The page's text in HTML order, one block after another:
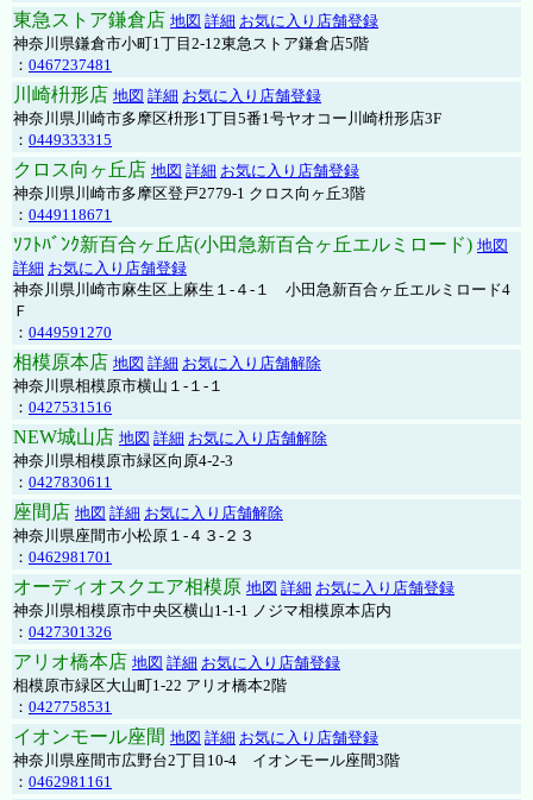
東急ストア鎌倉店 地図 詳細 お気に入り店舗登録
神奈川県鎌倉市小町1丁目2-12東急ストア鎌倉店5階
： 0467237481
川崎枡形店 地図 詳細 お気に入り店舗登録
神奈川県川崎市多摩区枡形1丁目5番1号ヤオコー川崎枡形店3F
： 0449333315
クロス向ヶ丘店 地図 詳細 お気に入り店舗登録
神奈川県川崎市多摩区登戸2779-1 クロス向ヶ丘3階
： 0449118671
ｿﾌﾄﾊﾞﾝｸ新百合ヶ丘店(小田急新百合ヶ丘エルミロード) 地図
詳細 お気に入り店舗登録
神奈川県川崎市麻生区上麻生１-４-１ 小田急新百合ヶ丘エルミロード4
Ｆ
： 0449591270
相模原本店 地図 詳細 お気に入り店舗解除
神奈川県相模原市横山１-１-１
： 0427531516
NEW城山店 地図 詳細 お気に入り店舗解除
神奈川県相模原市緑区向原4-2-3
： 0427830611
座間店 地図 詳細 お気に入り店舗解除
神奈川県座間市小松原１-４３-２３
： 0462981701
オーディオスクエア相模原 地図 詳細 お気に入り店舗登録
神奈川県相模原市中央区横山1-1-1 ノジマ相模原本店内
： 0427301326
アリオ橋本店 地図 詳細 お気に入り店舗登録
相模原市緑区大山町1-22 アリオ橋本2階
： 0427758531
イオンモール座間 地図 詳細 お気に入り店舗登録
神奈川県座間市広野台2丁目10-4 イオンモール座間3階
： 0462981161